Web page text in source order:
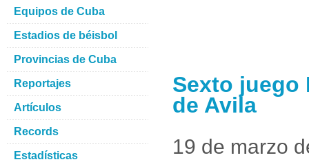
Sexto juego
de Avila
19 de marzo
Equipos de Cuba
Estadios de béisbol
Provincias de Cuba
Reportajes
Artículos
Records
Estadísticas